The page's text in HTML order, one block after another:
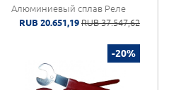
Алюминиевый сплав Реле
контроля доступа CDVI
RUB 20.651,19 RUB 37.547,62
-20%